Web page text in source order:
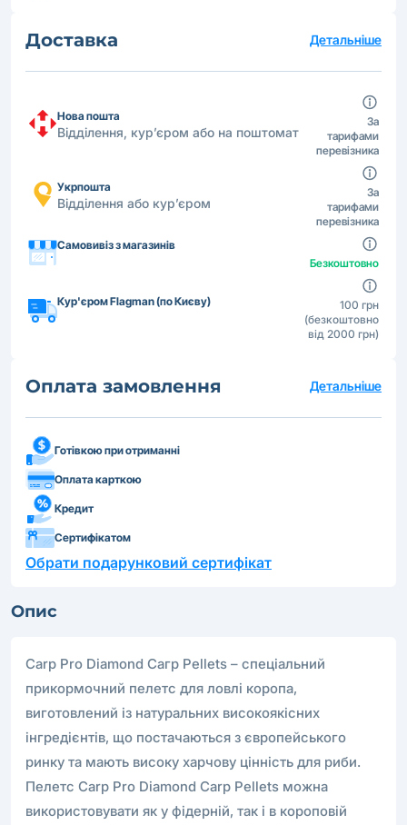
Доставка Детальніше
Нова пошта
Відділення, кур’єром або на поштомат
За
тарифами
перевізника
Укрпошта
Відділення або кур’єром
За
тарифами
перевізника
Самовивіз з магазинів
Безкоштовно
Кур'єром Flagman (по Києву)
100 грн
(безкоштовно
від 2000 грн)
Оплата замовлення Детальніше
Готівкою при отриманні
Оплата карткою
Кредит
Сертифікатом
Обрати подарунковий сертифікат
Опис
Carp Pro Diamond Сагр Pellets – спеціальний
прикормочний пелетс для ловлі коропа,
виготовлений із натуральних високоякісних
інгредієнтів, що постачаються з європейського
ринку та мають високу харчову цінність для риби.
Пелетс Carp Pro Diamond Сarp Pellets можна
використовувати як у фідерній, так і в короповій